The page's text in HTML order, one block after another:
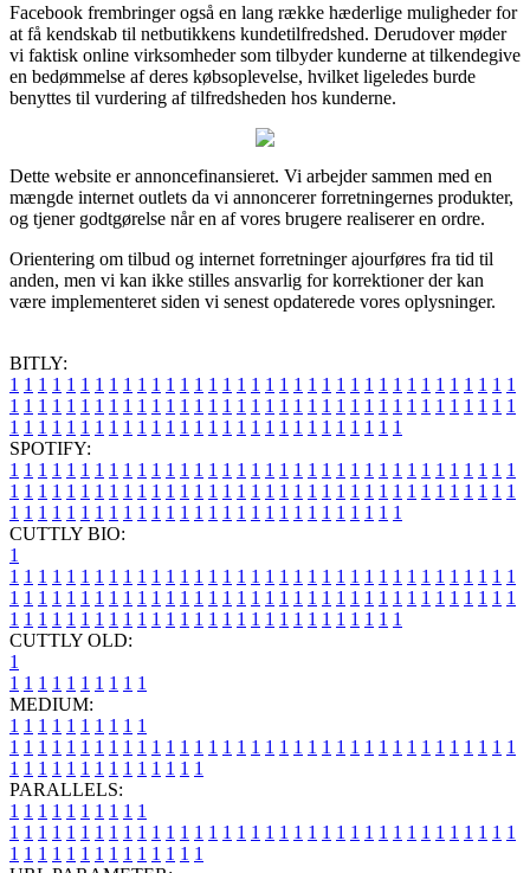
Facebook frembringer også en lang række hæderlige muligheder for
at få kendskab til netbutikkens kundetilfredshed. Derudover møder
vi faktisk online virksomheder som tilbyder kunderne at tilkendegive
en bedømmelse af deres købsoplevelse, hvilket ligeledes burde
benyttes til vurdering af tilfredsheden hos kunderne.
Dette website er annoncefinansieret. Vi arbejder sammen med en
mængde internet outlets da vi annoncerer forretningernes produkter,
og tjener godtgørelse når en af vores brugere realiserer en ordre.
Orientering om tilbud og internet forretninger ajourføres fra tid til
anden, men vi kan ikke stilles ansvarlig for korrektioner der kan
være implementeret siden vi senest opdaterede vores oplysninger.
BITLY:
1 1 1 1 1 1 1 1 1 1 1 1 1 1 1 1 1 1 1 1 1 1 1 1 1 1 1 1 1 1 1 1 1 1 1 1
1 1 1 1 1 1 1 1 1 1 1 1 1 1 1 1 1 1 1 1 1 1 1 1 1 1 1 1 1 1 1 1 1 1 1 1
1 1 1 1 1 1 1 1 1 1 1 1 1 1 1 1 1 1 1 1 1 1 1 1 1 1 1 1
SPOTIFY:
1 1 1 1 1 1 1 1 1 1 1 1 1 1 1 1 1 1 1 1 1 1 1 1 1 1 1 1 1 1 1 1 1 1 1 1
1 1 1 1 1 1 1 1 1 1 1 1 1 1 1 1 1 1 1 1 1 1 1 1 1 1 1 1 1 1 1 1 1 1 1 1
1 1 1 1 1 1 1 1 1 1 1 1 1 1 1 1 1 1 1 1 1 1 1 1 1 1 1 1
CUTTLY BIO:
1
1 1 1 1 1 1 1 1 1 1 1 1 1 1 1 1 1 1 1 1 1 1 1 1 1 1 1 1 1 1 1 1 1 1 1 1
1 1 1 1 1 1 1 1 1 1 1 1 1 1 1 1 1 1 1 1 1 1 1 1 1 1 1 1 1 1 1 1 1 1 1 1
1 1 1 1 1 1 1 1 1 1 1 1 1 1 1 1 1 1 1 1 1 1 1 1 1 1 1 1
CUTTLY OLD:
1
1 1 1 1 1 1 1 1 1 1
MEDIUM:
1 1 1 1 1 1 1 1 1 1
1 1 1 1 1 1 1 1 1 1 1 1 1 1 1 1 1 1 1 1 1 1 1 1 1 1 1 1 1 1 1 1 1 1 1 1
1 1 1 1 1 1 1 1 1 1 1 1 1 1
PARALLELS:
1 1 1 1 1 1 1 1 1 1
1 1 1 1 1 1 1 1 1 1 1 1 1 1 1 1 1 1 1 1 1 1 1 1 1 1 1 1 1 1 1 1 1 1 1 1
1 1 1 1 1 1 1 1 1 1 1 1 1 1